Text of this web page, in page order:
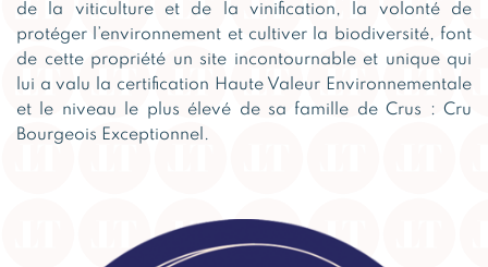
de la viticulture et de la vinification, la volonté de
protéger l’environnement et cultiver la biodiversité, font
de cette propriété un site incontournable et unique qui
lui a valu la certification Haute Valeur Environnementale
et le niveau le plus élevé de sa famille de Crus : Cru
Bourgeois Exceptionnel.